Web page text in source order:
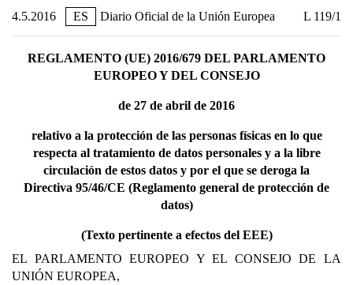
4.5.2016 ES Diario Oficial de la Unión Europea L 119/1
REGLAMENTO (UE) 2016/679 DEL PARLAMENTO
EUROPEO Y DEL CONSEJO
de 27 de abril de 2016
relativo a la protección de las personas físicas en lo que
respecta al tratamiento de datos personales y a la libre
circulación de estos datos y por el que se deroga la
Directiva 95/46/CE (Reglamento general de protección de
datos)
(Texto pertinente a efectos del EEE)
EL PARLAMENTO EUROPEO Y EL CONSEJO DE LA
UNIÓN EUROPEA,